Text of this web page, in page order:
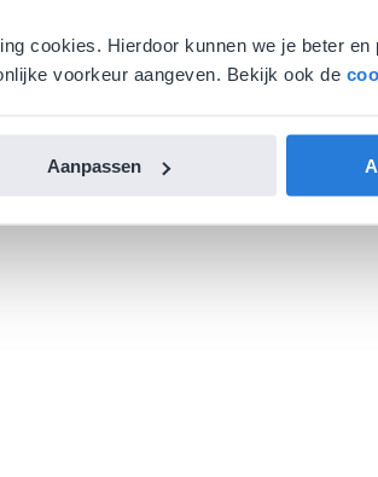
cookies. Hierdoor kunnen we je beter
voorkeur aangeven. Bekijk ook de
Aanpassen